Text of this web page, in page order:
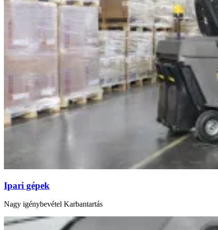
Ipari gépek
Nagy igénybevétel Karbantartás